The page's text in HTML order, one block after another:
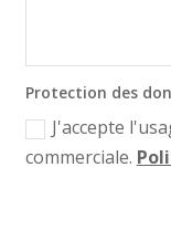
Protection des
J'accepte
commerciale.